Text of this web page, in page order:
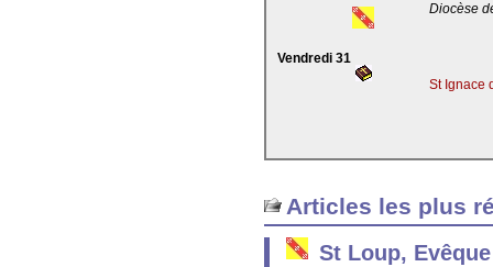
Diocèse
Vendredi 31
St Ignace
Articles les plus
St Loup,